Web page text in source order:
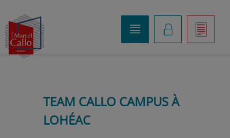
]
K
o
TEAM CALLO CAMPUS À
LOHÉAC